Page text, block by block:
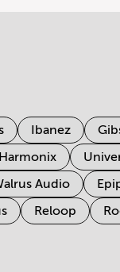
Ibanez
Audio
Reloop